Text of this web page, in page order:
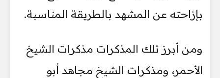
بإزاحته عن المشهد بالطريقة المناسبة.
ومن أبرز تلك المذكرات مذكرات الشيخ
الأحمر، ومذكرات الشيخ مجاهد أبو